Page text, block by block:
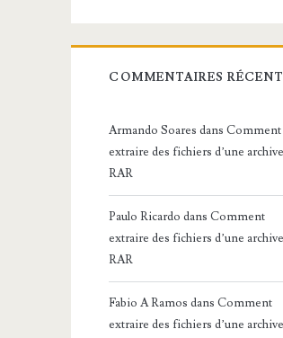
COMMENTAIRES
Armando Soares dansComment
extraire des fichiers d’une archive
RAR
Paulo Ricardo dansComment
extraire des fichiers d’une archive
RAR
Fabio A Ramos dansComment
extraire des fichiers d’une archive